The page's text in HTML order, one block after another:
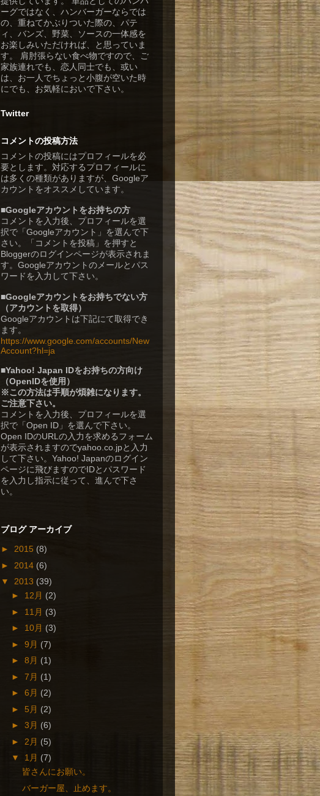
ーグではなく、ハンバーガーならでは
の、重ねてかぶりついた際の、パテ
ィ、バンズ、野菜、ソースの一体感を
お楽しみいただければ、と思っていま
す。 肩肘張らない食べ物ですので、ご
家族連れでも、恋人同士でも、或い
は、お一人でちょっと小腹が空いた時
にでも、お気軽においで下さい。
Twitter
コメントの投稿方法
コメントの投稿にはプロフィールを必
要とします。対応するプロフィールに
は多くの種類がありますが、Googleア
カウントをオススメしています。
■Googleアカウントをお持ちの方
コメントを入力後、プロフィールを選
択で「Googleアカウント」を選んで下
さい。「コメントを投稿」を押すと
Bloggerのログインページが表示されま
す。Googleアカウントのメールとパス
ワードを入力して下さい。
■Googleアカウントをお持ちでない方
（アカウントを取得）
Googleアカウントは下記にて取得でき
ます。
https://www.google.com/accounts/New
Account?hl=ja
■Yahoo! Japan IDをお持ちの方向け
（OpenIDを使用）
※この方法は手順が煩雑になります。
ご注意下さい。
コメントを入力後、プロフィールを選
択で「Open ID」を選んで下さい。
Open IDのURLの入力を求めるフォーム
が表示されますのでyahoo.co.jpと入力
して下さい。Yahoo! Japanのログイン
ページに飛びますのでIDとパスワード
を入力し指示に従って、進んで下さ
い。
ブログ アーカイブ
► 2015 (8)
► 2014 (6)
▼ 2013 (39)
► 12月 (2)
► 11月 (3)
► 10月 (3)
► 9月 (7)
► 8月 (1)
► 7月 (1)
► 6月 (2)
► 5月 (2)
► 3月 (6)
► 2月 (5)
▼ 1月 (7)
皆さんにお願い。
バーガー屋、止めます。